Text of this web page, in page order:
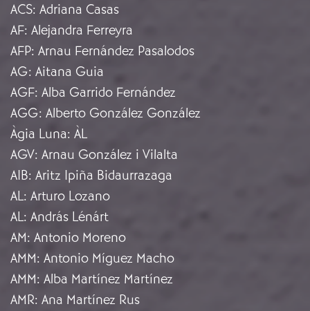
ACS: Adriana Casas
AF: Alejandra Ferreyra
AFP: Arnau Fernández Pasalodos
AG: Aitana Guia
AGF: Alba Garrido Fernández
AGG: Alberto González González
Àgia Luna: ÀL
AGV: Arnau González i Vilalta
AIB: Aritz Ipiña Bidaurrazaga
AL: Arturo Lozano
AL: András Lénárt
AM: Antonio Moreno
AMM: Antonio Míguez Macho
AMM: Alba Martínez Martínez
AMR: Ana Martínez Rus